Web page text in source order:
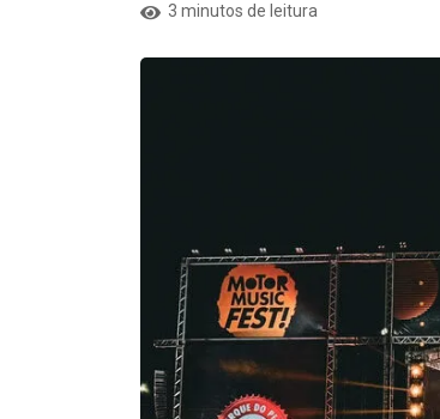
3 minutos de leitura